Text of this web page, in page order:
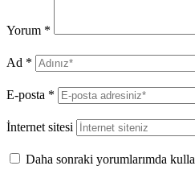
Yorum *
Ad *
E-posta *
İnternet sitesi
Daha sonraki yorumlarımda